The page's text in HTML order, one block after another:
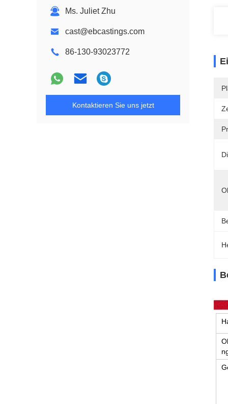
Ms. Juliet Zhu
cast@ebcastings.com
86-130-93023772
Kontaktieren Sie uns jetzt